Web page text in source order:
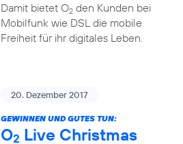
Damit bietet O2den Kunden bei
Mobilfunk wie DSL die mobile
Freiheit für ihr digitales Leben.
20. Dezember 2017
GEWINNEN UND GUTES TUN:
O2 Live Christmas